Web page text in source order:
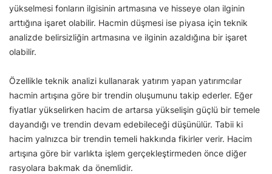
yükselmesi fonların ilgisinin artmasına ve hisseye olan ilginin
arttığına işaret olabilir. Hacmin düşmesi ise piyasa için teknik
analizde belirsizliğin artmasına ve ilginin azaldığına bir işaret
olabilir.
Özellikle teknik analizi kullanarak yatırım yapan yatırımcılar
hacmin artışına göre bir trendin oluşumunu takip ederler. Eğer
fiyatlar yükselirken hacim de artarsa yükselişin güçlü bir temele
dayandığı ve trendin devam edebileceği düşünülür. Tabii ki
hacim yalnızca bir trendin temeli hakkında fikirler verir. Hacim
artışına göre bir varlıkta işlem gerçekleştirmeden önce diğer
rasyolara bakmak da önemlidir.